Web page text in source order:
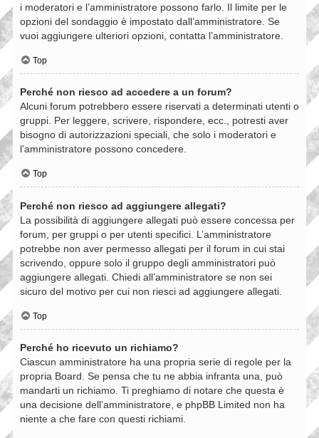
i moderatori e l’amministratore possono farlo. Il limite per le
opzioni del sondaggio è impostato dall’amministratore. Se
vuoi aggiungere ulteriori opzioni, contatta l’amministratore.
Top
Perché non riesco ad accedere a un forum?
Alcuni forum potrebbero essere riservati a determinati utenti o
gruppi. Per leggere, scrivere, rispondere, ecc., potresti aver
bisogno di autorizzazioni speciali, che solo i moderatori e
l’amministratore possono concedere.
Top
Perché non riesco ad aggiungere allegati?
La possibilità di aggiungere allegati può essere concessa per
forum, per gruppi o per utenti specifici. L’amministratore
potrebbe non aver permesso allegati per il forum in cui stai
scrivendo, oppure solo il gruppo degli amministratori può
aggiungere allegati. Chiedi all’amministratore se non sei
sicuro del motivo per cui non riesci ad aggiungere allegati.
Top
Perché ho ricevuto un richiamo?
Ciascun amministratore ha una propria serie di regole per la
propria Board. Se pensa che tu ne abbia infranta una, può
mandarti un richiamo. Ti preghiamo di notare che questa è
una decisione dell’amministratore, e phpBB Limited non ha
niente a che fare con questi richiami.